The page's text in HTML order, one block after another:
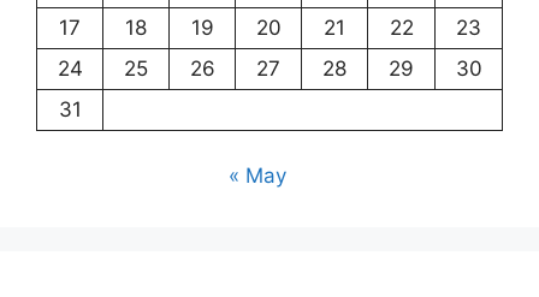
17
18 19 20 21 22
23
24
25 26 27 28 29
30
31
« May